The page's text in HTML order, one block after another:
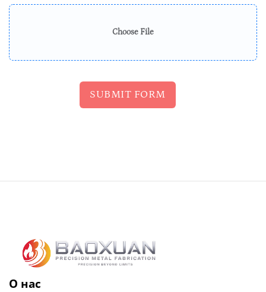
Choose File
SUBMIT FORM
О нас